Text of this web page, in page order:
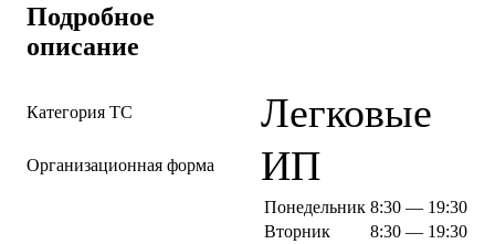
Подробное
описание
Категория ТС Легковые
Организационная форма ИП
Понедельник 8:30 — 19:30
Вторник
8:30 — 19:30